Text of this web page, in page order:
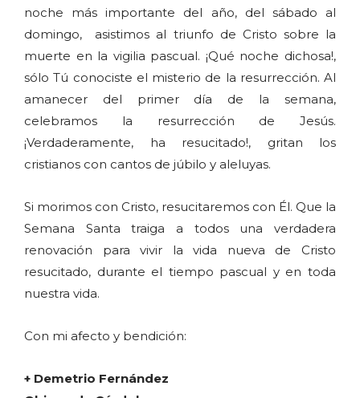
noche más importante del año, del sábado al
domingo, asistimos al triunfo de Cristo sobre la
muerte en la vigilia pascual. ¡Qué noche dichosa!,
sólo Tú conociste el misterio de la resurrección. Al
amanecer del primer día de la semana,
celebramos la resurrección de Jesús.
¡Verdaderamente, ha resucitado!, gritan los
cristianos con cantos de júbilo y aleluyas.
Si morimos con Cristo, resucitaremos con Él. Que la
Semana Santa traiga a todos una verdadera
renovación para vivir la vida nueva de Cristo
resucitado, durante el tiempo pascual y en toda
nuestra vida.
Con mi afecto y bendición:
+ Demetrio Fernández